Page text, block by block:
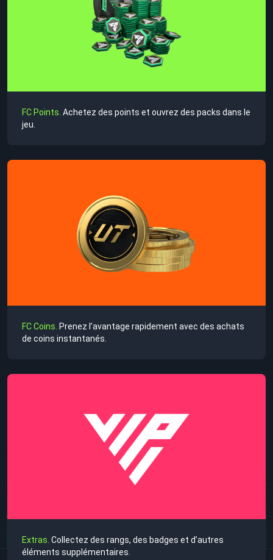
FC Points. Achetez des points et ouvrez des packs dans le
jeu.
FC Coins. Prenez l’avantage rapidement avec des achats
de coins instantanés.
Extras. Collectez des rangs, des badges et d’autres
éléments supplémentaires.